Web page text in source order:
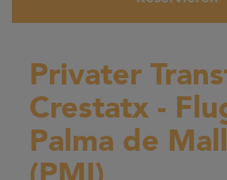
Privater
Crestatx -
Palma de